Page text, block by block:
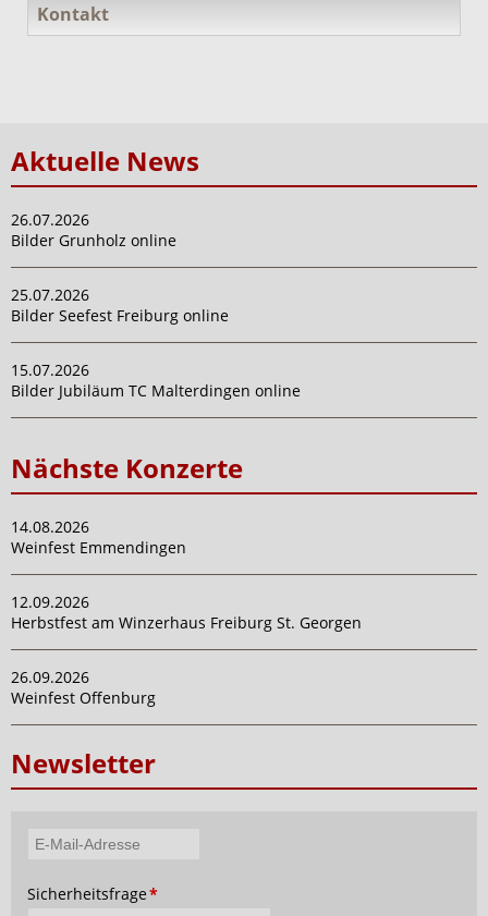
Kontakt
Aktuelle News
26.07.2026
Bilder Grunholz online
25.07.2026
Bilder Seefest Freiburg online
15.07.2026
Bilder Jubiläum TC Malterdingen online
Nächste Konzerte
14.08.2026
Weinfest Emmendingen
12.09.2026
Herbstfest am Winzerhaus Freiburg St. Georgen
26.09.2026
Weinfest Offenburg
Newsletter
Adresse
Pflichtfeld
Sicherheitsfrage*